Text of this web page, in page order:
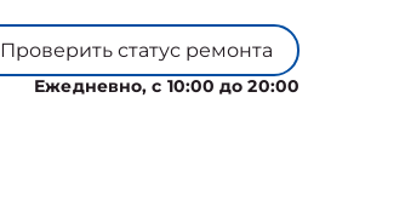
Проверить статус ремонта
Ежедневно, с 10:00 до 20:00